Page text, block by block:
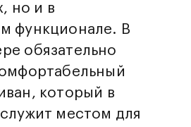
но и в
функционале. В
обязательно
который в
местом для